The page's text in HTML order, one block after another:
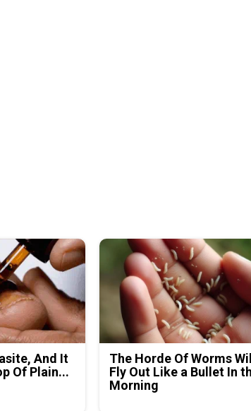
And It
Of Plain...
The Horde Of Worms
Fly Out Like a Bullet In
Morning